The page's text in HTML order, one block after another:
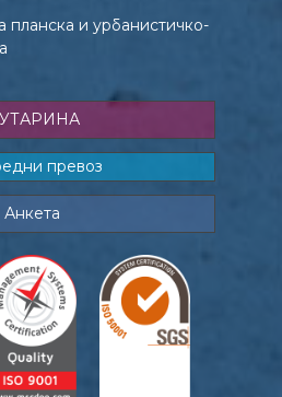
планска и урбанистичко-
превоз
Анкета